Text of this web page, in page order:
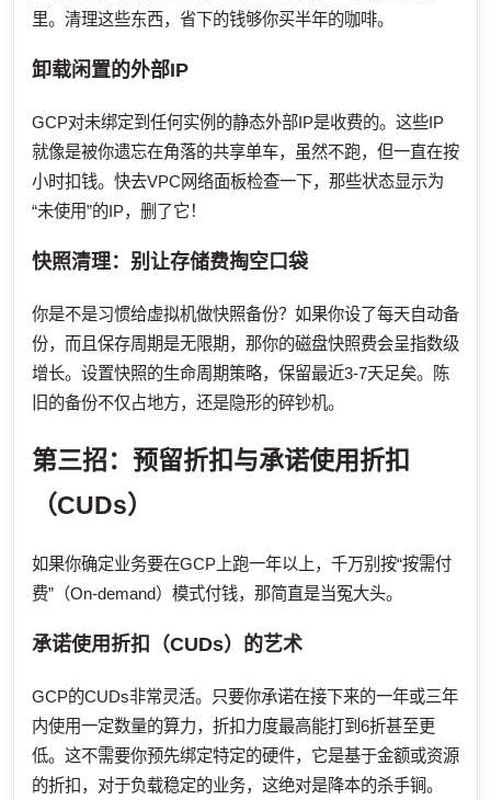
里。清理这些东西，省下的钱够你买半年的咖啡。
卸载闲置的外部IP
GCP对未绑定到任何实例的静态外部IP是收费的。这些IP
就像是被你遗忘在角落的共享单车，虽然不跑，但一直在按
小时扣钱。快去VPC网络面板检查一下，那些状态显示为
“未使用”的IP，删了它！
快照清理：别让存储费掏空口袋
你是不是习惯给虚拟机做快照备份？如果你设了每天自动备
份，而且保存周期是无限期，那你的磁盘快照费会呈指数级
增长。设置快照的生命周期策略，保留最近3-7天足矣。陈
旧的备份不仅占地方，还是隐形的碎钞机。
第三招：预留折扣与承诺使用折扣
（CUDs）
如果你确定业务要在GCP上跑一年以上，千万别按“按需付
费”（On-demand）模式付钱，那简直是当冤大头。
承诺使用折扣（CUDs）的艺术
GCP的CUDs非常灵活。只要你承诺在接下来的一年或三年
内使用一定数量的算力，折扣力度最高能打到6折甚至更
低。这不需要你预先绑定特定的硬件，它是基于金额或资源
的折扣，对于负载稳定的业务，这绝对是降本的杀手锏。